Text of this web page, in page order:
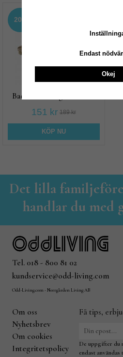
20%
Badborste i tagel och trä
151 kr 189 kr
KÖP NU
Det lilla
handlar du med
Tel. 018 - 800 81 02
kundservice@odd-living.com
Odd-Living.com - Norrgården Living AB
Om oss
Nyhetsbrev
Om cookies
Integritetspolicy
Få tips,
De uppgifter du
endast
Endast
Okej